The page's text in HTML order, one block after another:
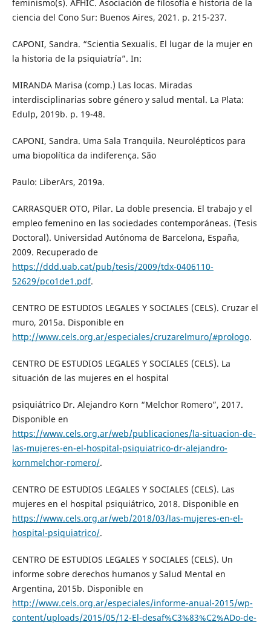
feminismo(s). AFHIC. Asociación de filosofía e historia de la
ciencia del Cono Sur: Buenos Aires, 2021. p. 215-237.
CAPONI, Sandra. “Scientia Sexualis. El lugar de la mujer en
la historia de la psiquiatría”. In:
MIRANDA Marisa (comp.) Las locas. Miradas
interdisciplinarias sobre género y salud mental. La Plata:
Edulp, 2019b. p. 19-48.
CAPONI, Sandra. Uma Sala Tranquila. Neurolépticos para
uma biopolítica da indiferença. São
Paulo: LiberArs, 2019a.
CARRASQUER OTO, Pilar. La doble presencia. El trabajo y el
empleo femenino en las sociedades contemporáneas. (Tesis
Doctoral). Universidad Autónoma de Barcelona, España,
2009. Recuperado de
https://ddd.uab.cat/pub/tesis/2009/tdx-0406110-
52629/pco1de1.pdf.
CENTRO DE ESTUDIOS LEGALES Y SOCIALES (CELS). Cruzar el
muro, 2015a. Disponible en
http://www.cels.org.ar/especiales/cruzarelmuro/#prologo.
CENTRO DE ESTUDIOS LEGALES Y SOCIALES (CELS). La
situación de las mujeres en el hospital
psiquiátrico Dr. Alejandro Korn “Melchor Romero”, 2017.
Disponible en
https://www.cels.org.ar/web/publicaciones/la-situacion-de-
las-mujeres-en-el-hospital-psiquiatrico-dr-alejandro-
kornmelchor-romero/.
CENTRO DE ESTUDIOS LEGALES Y SOCIALES (CELS). Las
mujeres en el hospital psiquiátrico, 2018. Disponible en
https://www.cels.org.ar/web/2018/03/las-mujeres-en-el-
hospital-psiquiatrico/.
CENTRO DE ESTUDIOS LEGALES Y SOCIALES (CELS). Un
informe sobre derechos humanos y Salud Mental en
Argentina, 2015b. Disponible en
http://www.cels.org.ar/especiales/informe-anual-2015/wp-
content/uploads/2015/05/12-El-desaf%C3%83%C2%ADo-de-